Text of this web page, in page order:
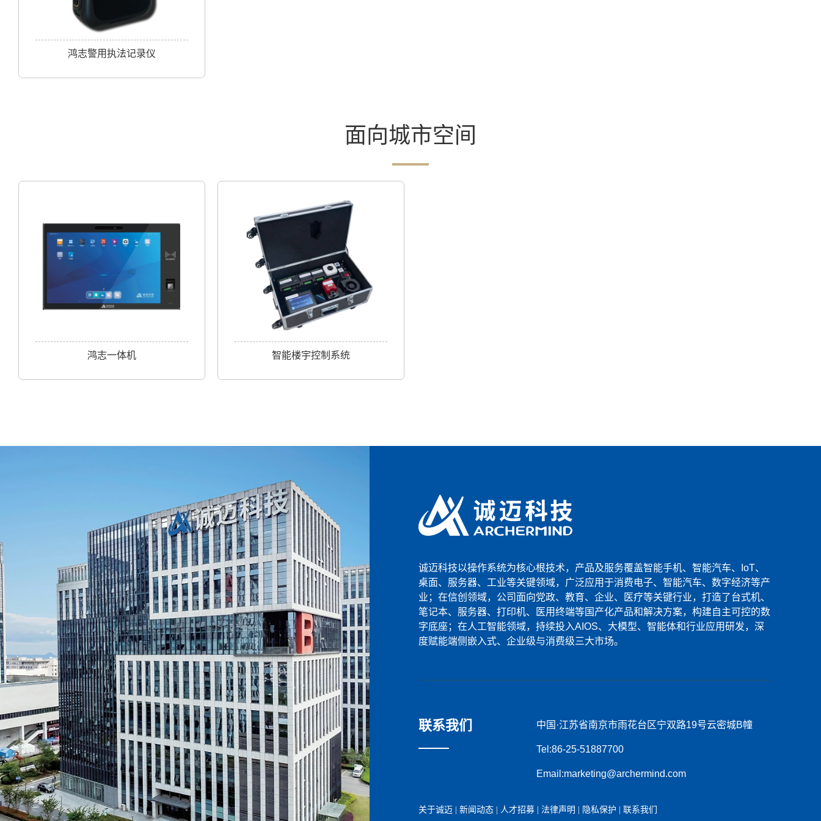
鸿志警用执法记录仪
面向城市空间
鸿志一体机 智能楼宇控制系统
诚迈科技以操作系统为核心根技术，产品及服务覆盖智能手机、智能汽车、IoT、
桌面、服务器、工业等关键领域，广泛应用于消费电子、智能汽车、数字经济等产
业；在信创领域，公司面向党政、教育、企业、医疗等关键行业，打造了台式机、
笔记本、服务器、打印机、医用终端等国产化产品和解决方案，构建自主可控的数
字底座；在人工智能领域，持续投入AIOS、大模型、智能体和行业应用研发，深
度赋能端侧嵌入式、企业级与消费级三大市场。
联系我们 中国·江苏省南京市雨花台区宁双路19号云密城B幢
Tel:86-25-51887700
Email:marketing@archermind.com
关于诚迈 新闻动态| 人才招募| 法律声明 隐私保护 联系我们